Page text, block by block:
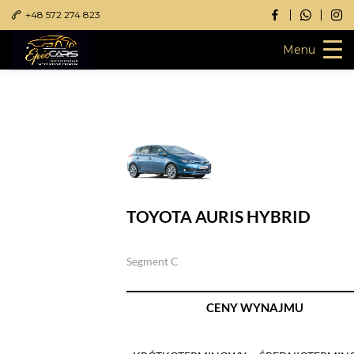
+48 572 274 823
Menu
TOYOTA AURIS HYBRID
Segment C
CENY WYNAJMU